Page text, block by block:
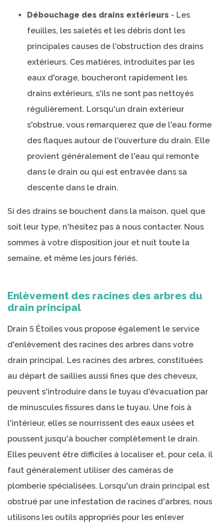
Débouchage des drains extérieurs - Les
feuilles, les saletés et les débris dont les
principales causes de l'obstruction des drains
extérieurs. Ces matières, introduites par les
eaux d'orage, boucheront rapidement les
drains extérieurs, s'ils ne sont pas nettoyés
régulièrement. Lorsqu'un drain extérieur
s'obstrue, vous remarquerez que de l'eau forme
des flaques autour de l'ouverture du drain. Elle
provient généralement de l'eau qui remonte
dans le drain ou qui est entravée dans sa
descente dans le drain.
Si des drains se bouchent dans la maison, quel que
soit leur type, n'hésitez pas à nous contacter. Nous
sommes à votre disposition jour et nuit toute la
semaine, et même les jours fériés.
Enlèvement des racines des arbres du
drain principal
Drain 5 Étoiles vous propose également le service
d'enlèvement des racines des arbres dans votre
drain principal. Les racines des arbres, constituées
au départ de saillies aussi fines que des cheveux,
peuvent s'introduire dans le tuyau d'évacuation par
de minuscules fissures dans le tuyau. Une fois à
l'intérieur, elles se nourrissent des eaux usées et
poussent jusqu'à boucher complètement le drain.
Elles peuvent être difficiles à localiser et, pour cela, il
faut généralement utiliser des caméras de
plomberie spécialisées. Lorsqu'un drain principal est
obstrué par une infestation de racines d'arbres, nous
utilisons les outils appropriés pour les enlever